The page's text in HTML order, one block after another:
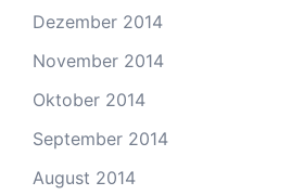
Dezember 2014
November 2014
Oktober 2014
September 2014
August 2014